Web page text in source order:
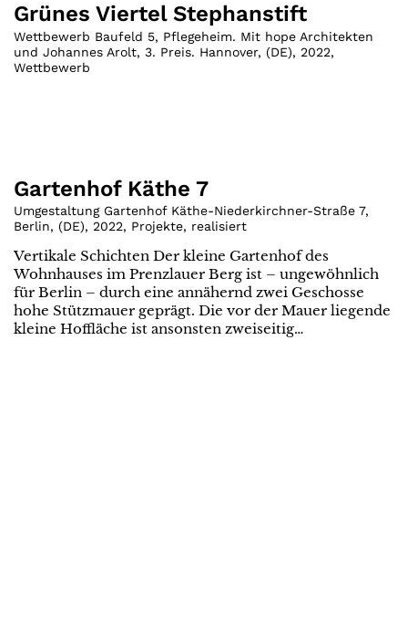
Grünes Viertel Stephanstift
Wettbewerb Baufeld 5, Pflegeheim. Mit hope Architekten
und Johannes Arolt, 3. Preis. Hannover, (DE), 2022,
Wettbewerb
Gartenhof Käthe 7
Umgestaltung Gartenhof Käthe-Niederkirchner-Straße 7,
Berlin, (DE), 2022, Projekte, realisiert
Vertikale Schichten Der kleine Gartenhof des
Wohnhauses im Prenzlauer Berg ist – ungewöhnlich
für Berlin – durch eine annähernd zwei Geschosse
hohe Stützmauer geprägt. Die vor der Mauer liegende
kleine Hoffläche ist ansonsten zweiseitig…